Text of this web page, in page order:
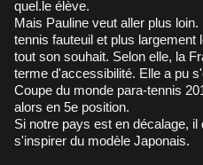
quel.le élève.
Mais Pauline veut aller plus
tennis fauteuil et plus
tout son souhait. Selon elle, la
terme d'accessibilité. Elle a pu
Coupe du monde para-tennis
alors en 5e position.
Si notre pays est en décalage,
s'inspirer du modèle Japonais.